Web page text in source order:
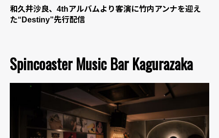
和久井沙良、4thアルバムより客演に竹内アンナを迎え
た“Destiny”先行配信
Spincoaster Music Bar Kagurazaka